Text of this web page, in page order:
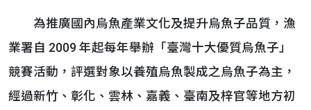
為推廣國內烏魚產業文化及提升烏魚子品質，漁
業署自 2009 年起每年舉辦「臺灣十大優質烏魚子」
競賽活動，評選對象以養殖烏魚製成之烏魚子為主，
經過新竹、彰化、雲林、嘉義、臺南及梓官等地方初